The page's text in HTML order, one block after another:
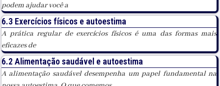
podem ajudar você a
6.3 Exercícios físicos e autoestima
A prática regular de exercícios físicos é uma das formas mais
eficazes de
6.2 Alimentação saudável e autoestima
A alimentação saudável desempenha um papel fundamental na